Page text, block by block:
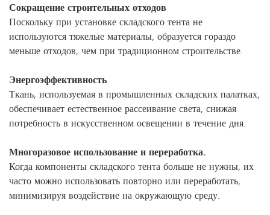
Сокращение строительных отходов
Поскольку при установке складского тента не
используются тяжелые материалы, образуется гораздо
меньше отходов, чем при традиционном строительстве.
Энергоэффективность
Ткань, используемая в промышленных складских палатках,
обеспечивает естественное рассеивание света, снижая
потребность в искусственном освещении в течение дня.
Многоразовое использование и переработка.
Когда компоненты складского тента больше не нужны, их
часто можно использовать повторно или переработать,
минимизируя воздействие на окружающую среду.